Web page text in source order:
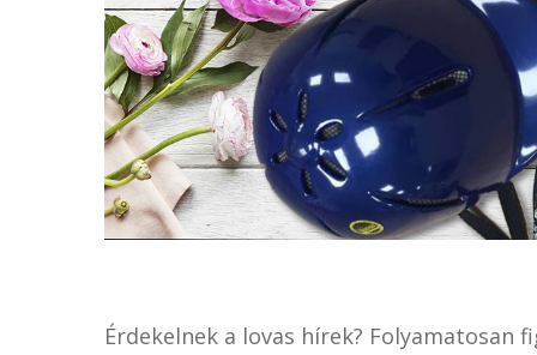
Érdekelnek a lovas hírek? Folyamatosan